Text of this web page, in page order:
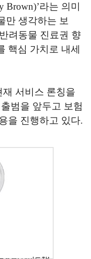
Brown)’라는 의미
만 생각하는 보
려동물 진료권 향
핵심 가치로 내세
서비스 론칭을
범을 앞두고 보험
을 진행하고 있다.